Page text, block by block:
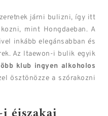
járni bulizni, így itt
mint Hongdaeban. A
inkább elegánsabban és
Az Itaewon-i bulik egyik
klub ingyen alkoholos
ösztönözze a szórakozni